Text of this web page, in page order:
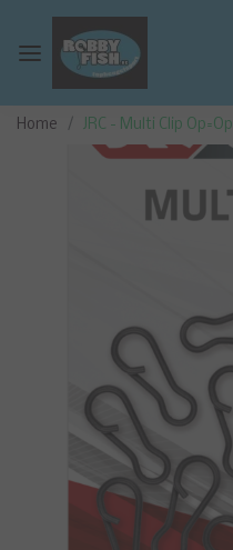
Home JRC - Multi Clip Op=Op
Vorige